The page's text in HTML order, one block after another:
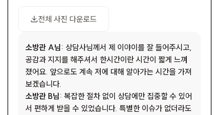
전체 사진 다운로드
소방관 A님: 상담사님께서 제 이야이를 잘 들어주시고,
공감과 지지를 해주셔서 한시간이란 시간이 짧게 느껴
졌어요. 앞으로도 계속 저에 대해 알아가는 시간을 가져
보겠습니다.
소방관 B님: 복잡한 절차 없이 상담에만 집중할 수 있어
서 편하게 받을 수 있었습니다. 특별한 이슈가 없더라도